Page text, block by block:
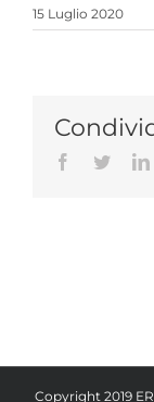
15 Luglio 2020
Facebook
Twitter
Copyright 2019